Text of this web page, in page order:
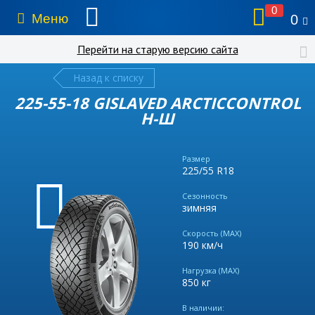
Меню
0
0
Перейти на старую версию сайта
Назад к списку
225-55-18 GISLAVED ARCTICCONTROL
Н-Ш
Размер
225/55 R18
Сезонность
зимняя
Скорость (MAX)
190 км/ч
Нагрузка (MAX)
850 кг
В наличии: